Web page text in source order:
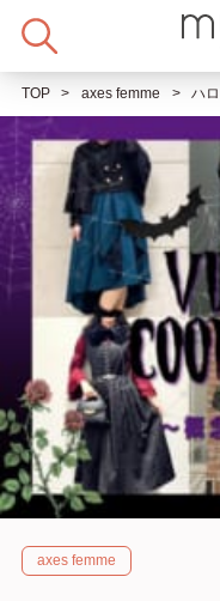
TOP axes femme ハ
axes femme